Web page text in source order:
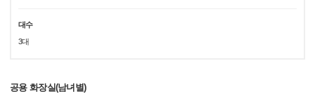
대수
3대
공용 화장실(남녀별)